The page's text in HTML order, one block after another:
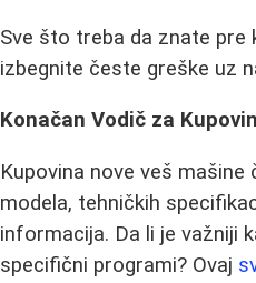
Sve što treba da znate pre
izbegnite česte greške uz
Konačan Vodič za
Kupovina nove veš
modela, tehničkih
informacija. Da li je važniji
specifični programi? Ovaj